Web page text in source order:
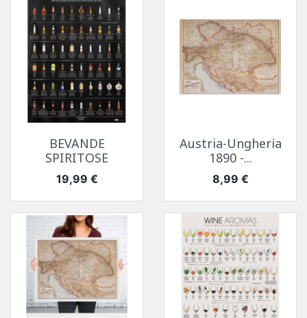
BEVANDE
SPIRITOSE
Prezzo
19,99 €
Austria-Ungheria
1890 -...
Prezzo
8,99 €